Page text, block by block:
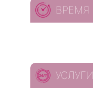
ВРЕМЯ
УСЛУГИ